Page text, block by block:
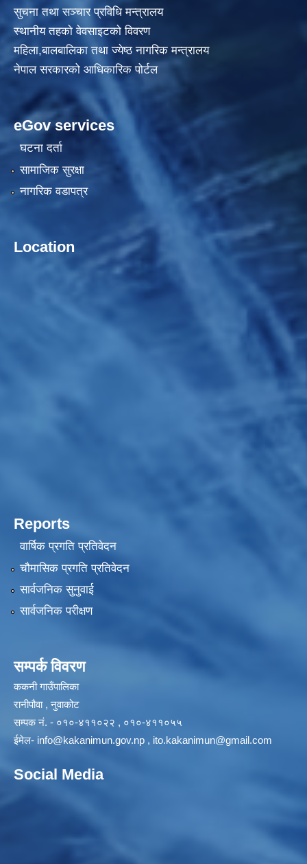
सुचना तथा सञ्चार प्रविधि मन्त्रालय
स्थानीय तहकाे वेवसाइटकाे विवरण
महिला,बालबालिका तथा ज्येष्ठ नागरिक मन्त्रालय
नेपाल सरकारको आधिकारिक पोर्टल
eGov services
घटना दर्ता
सामाजिक सुरक्षा
नागरिक वडापत्र
Location
Reports
वार्षिक प्रगति प्रतिवेदन
चौमासिक प्रगति प्रतिवेदन
सार्वजनिक सुनुवाई
सार्वजनिक परीक्षण
सम्पर्क विवरण
ककनी गाउँपालिका
रानीपौवा , नुवाकोट
सम्पक नं. - ०१०-४११०२२ , ०१०-४११०५५
ईमेल- info@kakanimun.gov.np , ito.kakanimun@gmail.com
Social Media